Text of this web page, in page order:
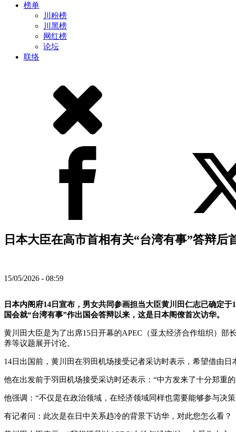
榜单
川粉榜
川黑榜
网红榜
论坛
联络
日本大臣在高市首相有关“台湾有事”答辩后
15/05/2026 - 08:59
日本内阁府14日宣布，男女共同参画担当大臣黄川田仁志已确定
国会就“台湾有事”作出国会答辩以来，这是日本阁僚首次访华。
黄川田大臣是为了出席15日开幕的APEC（亚太经济合作组织）
养等议题展开讨论。
14日出国前，黄川田在羽田机场接受记者采访时表示，希望借由
他在出发前于羽田机场接受采访时还表示：“中方发来了十分郑重
他强调：“不仅是在政治领域，在经济领域同样也需要能够参与决
有记者问：此次是在日中关系趋冷的背景下访华，对此您怎么看？